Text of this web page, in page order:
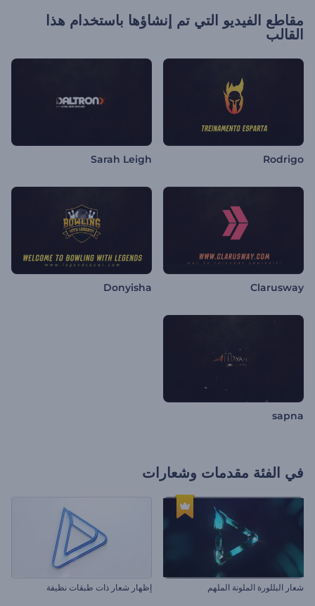
مقاطع الفيديو التي تم إنشاؤها باستخدام هذا
القالب
Rodrigo
Sarah Leigh
Clarusway
Donyisha
sapna
في الفئة مقدمات وشعارات
شعار البللورة الملونة الملهم إظهار شعار ذات طبقات نظيفة